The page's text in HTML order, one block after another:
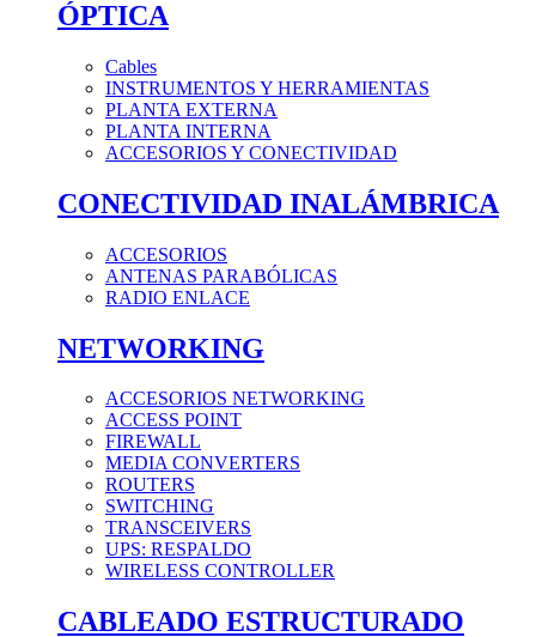
ÓPTICA
Cables
INSTRUMENTOS Y HERRAMIENTAS
PLANTA EXTERNA
PLANTA INTERNA
ACCESORIOS Y CONECTIVIDAD
CONECTIVIDAD INALÁMBRICA
ACCESORIOS
ANTENAS PARABÓLICAS
RADIO ENLACE
NETWORKING
ACCESORIOS NETWORKING
ACCESS POINT
FIREWALL
MEDIA CONVERTERS
ROUTERS
SWITCHING
TRANSCEIVERS
UPS: RESPALDO
WIRELESS CONTROLLER
CABLEADO ESTRUCTURADO